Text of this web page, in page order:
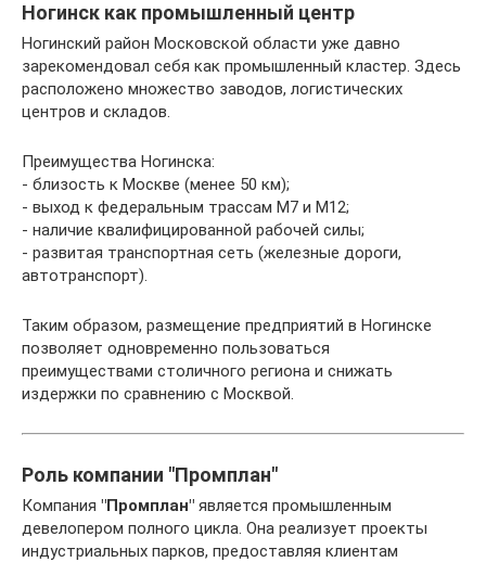
Ногинск как промышленный центр
Ногинский район Московской области уже давно
зарекомендовал себя как промышленный кластер. Здесь
расположено множество заводов, логистических
центров и складов.
Преимущества Ногинска:
- близость к Москве (менее 50 км);
- выход к федеральным трассам М7 и М12;
- наличие квалифицированной рабочей силы;
- развитая транспортная сеть (железные дороги,
автотранспорт).
Таким образом, размещение предприятий в Ногинске
позволяет одновременно пользоваться
преимуществами столичного региона и снижать
издержки по сравнению с Москвой.
Роль компании "Промплан"
Компания "Промплан" является промышленным
девелопером полного цикла. Она реализует проекты
индустриальных парков, предоставляя клиентам